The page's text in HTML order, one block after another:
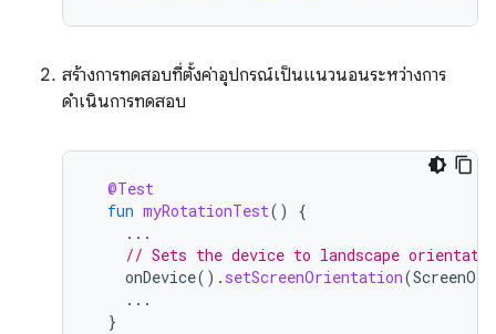
สร้างการทดสอบที่ตั้งค่าอุปกรณ์เป็นแนวนอนระหว่างการ
ดำเนินการทดสอบ
@Test
fun myRotationTest()
{
...
// Sets the device to landscape
onDevice(). setScreenOrientation(
...
}